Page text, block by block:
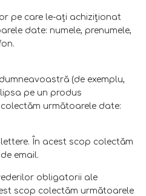
pe care le-aţi achiziţionat
date: numele, prenumele,
(de exemplu,
pe un produs
următoarele date:
În acest scop colectăm
email.
obligatorii ale
scop colectăm următoarele